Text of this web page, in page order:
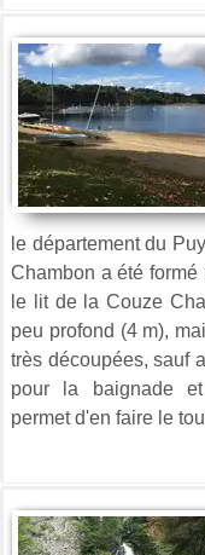
le département du
Chambon a été
le lit de la Couze
peu profond (4 m),
très découpées, sauf
pour la baignade
permet d'en faire le